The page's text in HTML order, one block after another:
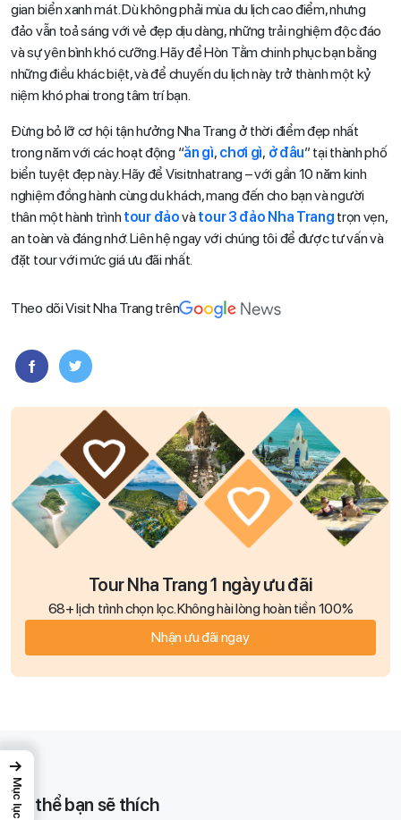
gian biển xanh mát. Dù không phải mùa du lịch cao điểm, nhưng
đảo vẫn toả sáng với vẻ đẹp dịu dàng, những trải nghiệm độc đáo
và sự yên bình khó cưỡng. Hãy để Hòn Tằm chinh phục bạn bằng
những điều khác biệt, và để chuyến du lịch này trở thành một kỷ
niệm khó phai trong tâm trí bạn.
Đừng bỏ lỡ cơ hội tận hưởng Nha Trang ở thời điểm đẹp nhất
trong năm với các hoạt động “ăn gì, chơi gì, ở đâu” tại thành phố
biển tuyệt đẹp này. Hãy để Visitnhatrang – với gần 10 năm kinh
nghiệm đồng hành cùng du khách, mang đến cho bạn và người
thân một hành trình tour đảovà tour 3 đảo Nha Trang trọn vẹn,
an toàn và đáng nhớ. Liên hệ ngay với chúng tôi để được tư vấn và
đặt tour với mức giá ưu đãi nhất.
Theo dõi Visit Nha Trang trên
Tour Nha Trang 1 ngày ưu đãi
68+ lịch trình chọn lọc. Không hài lòng hoàn tiền 100%
Nhận ưu đãi ngay
Có thể bạn sẽ thích
→
Mục lục